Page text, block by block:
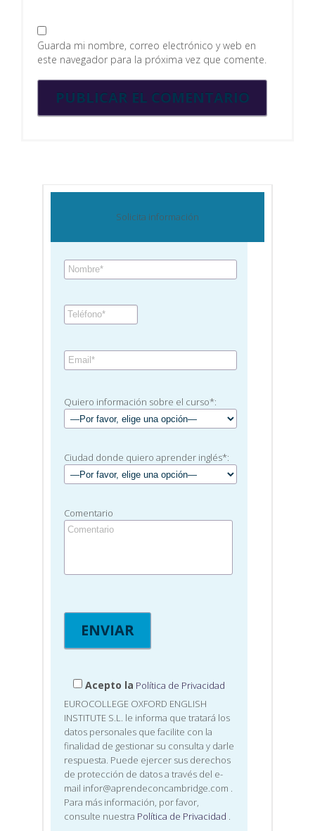
Guarda mi nombre, correo electrónico y web en
este navegador para la próxima vez que comente.
Solicita información
Quiero información sobre el curso*:
Ciudad donde quiero aprender inglés*:
Comentario
Acepto la Política de Privacidad
EUROCOLLEGE OXFORD ENGLISH
INSTITUTE S.L. le informa que tratará los
datos personales que facilite con la
finalidad de gestionar su consulta y darle
respuesta. Puede ejercer sus derechos
de protección de datos a través del e-
mail infor@aprendeconcambridge.com .
Para más información, por favor,
consulte nuestra Política de Privacidad .